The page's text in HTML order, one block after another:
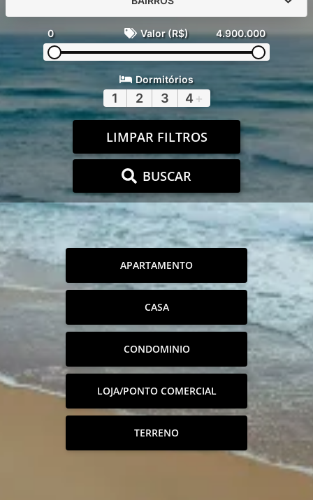
0 Valor (R$) 4.900.000
Dormitórios
1 2 3 4 +
LIMPAR FILTROS
BUSCAR
APARTAMENTO
CASA
CONDOMINIO
LOJA/PONTO COMERCIAL
TERRENO